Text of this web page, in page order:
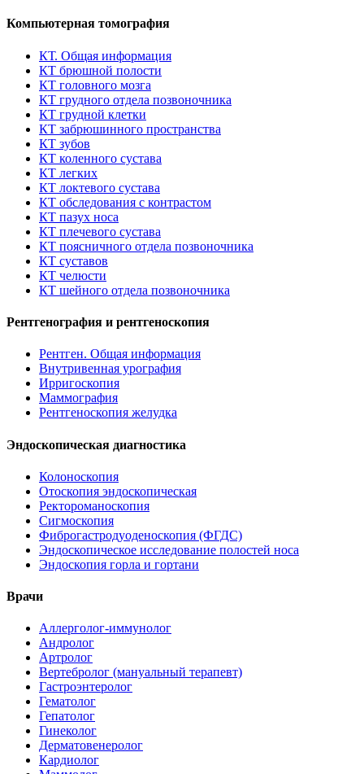
Компьютерная томография
КТ. Общая информация
КТ брюшной полости
КТ головного мозга
КТ грудного отдела позвоночника
КТ грудной клетки
КТ забрюшинного пространства
КТ зубов
КТ коленного сустава
КТ легких
КТ локтевого сустава
КТ обследования с контрастом
КТ пазух носа
КТ плечевого сустава
КТ поясничного отдела позвоночника
КТ суставов
КТ челюсти
КТ шейного отдела позвоночника
Рентгенография и рентгеноскопия
Рентген. Общая информация
Внутривенная урография
Ирригоскопия
Маммография
Рентгеноскопия желудка
Эндоскопическая диагностика
Колоноскопия
Отоскопия эндоскопическая
Ректороманоскопия
Сигмоскопия
Фиброгастродуоденоскопия (ФГДС)
Эндоскопическое исследование полостей носа
Эндоскопия горла и гортани
Врачи
Аллерголог-иммунолог
Андролог
Артролог
Вертебролог (мануальный терапевт)
Гастроэнтеролог
Гематолог
Гепатолог
Гинеколог
Дерматовенеролог
Кардиолог